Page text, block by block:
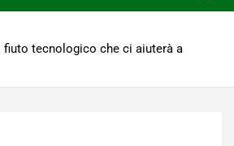
fiuto tecnologico che ci aiuterà a